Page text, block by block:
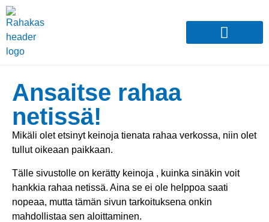
Ansaitse rahaa
netissä!
Mikäli olet etsinyt keinoja tienata rahaa verkossa, niin olet
tullut oikeaan paikkaan.
Tälle sivustolle on kerätty keinoja , kuinka sinäkin voit
hankkia rahaa netissä. Aina se ei ole helppoa saati
nopeaa, mutta tämän sivun tarkoituksena onkin
mahdollistaa sen aloittaminen.